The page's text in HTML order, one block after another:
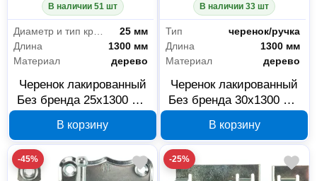
В наличии 51 шт
Диаметр и тип крепления для ручки/черенка
25 мм
Длина
1300 мм
Материал
дерево
Черенок лакированный
Без бренда 25x1300 мм
В корзину
В наличии 33 шт
Тип
черенок/ручка
Длина
1300 мм
Материал
дерево
Черенок лакированный
Без бренда 30x1300 мм
В корзину
-45% -25%